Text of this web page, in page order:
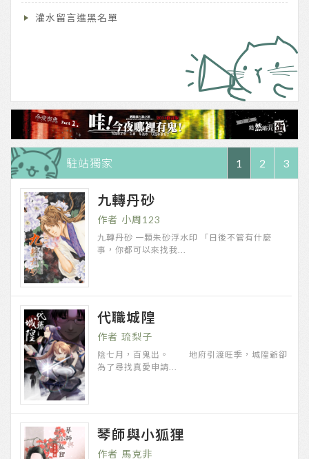
書籍分類
古代
實境
奇幻
靈異
言情
都會
武俠
耽美
同人
懸疑
推理
科幻
百合
成人
宮鬥
網遊
比賽專區
歷史賽事
作家專欄
我要儲值
寶物城
大陆海天书店
我要寫作
灌水留言進黑名單
駐站獨家 1 2 3
九轉丹砂
小周123
九轉丹砂 一顆朱砂浮水印 「日後不管有什麼
事，你都可以來找我...
代職城隍
琉梨子
陰七月，百鬼出。 地府引渡旺季，城隍爺卻
為了尋找真愛申請...
琴師與小狐狸
馬克非